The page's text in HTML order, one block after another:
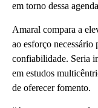
em torno dessa
Amaral compara a
ao esforço necessário
confiabilidade. Seria
em estudos
de oferecer fomento.